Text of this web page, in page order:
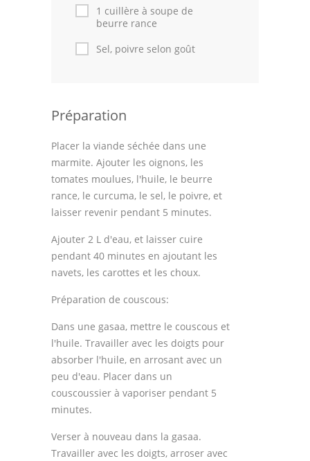
Chefs1 cuillère à soupe de
beurre rance
Sel, poivre selon goût
Préparation
Placer la viande séchée dans une
marmite. Ajouter les oignons, les
tomates moulues, l'huile, le beurre
rance, le curcuma, le sel, le poivre, et
laisser revenir pendant 5 minutes.
Ajouter 2 L d'eau, et laisser cuire
pendant 40 minutes en ajoutant les
navets, les carottes et les choux.
Préparation de couscous:
Dans une gasaa, mettre le couscous et
l'huile. Travailler avec les doigts pour
absorber l'huile, en arrosant avec un
peu d'eau. Placer dans un
couscoussier à vaporiser pendant 5
minutes.
Verser à nouveau dans la gasaa.
Travailler avec les doigts, arroser avec